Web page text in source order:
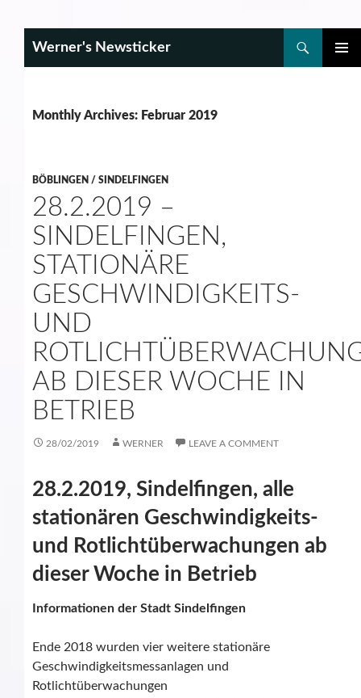
Werner's Newsticker
Monthly Archives: Februar 2019
BÖBLINGEN / SINDELFINGEN
28.2.2019 –
SINDELFINGEN,
STATIONÄRE
GESCHWINDIGKEITS-
UND
AB DIESER WOCHE IN
BETRIEB
28/02/2019 WERNER LEAVE A COMMENT
28.2.2019, Sindelfingen, alle
stationären Geschwindigkeits-
und Rotlichtüberwachungen ab
dieser Woche in Betrieb
Informationen der Stadt Sindelfingen
Ende 2018 wurden vier weitere stationäre
Geschwindigkeitsmessanlagen und
Rotlichtüberwachungen